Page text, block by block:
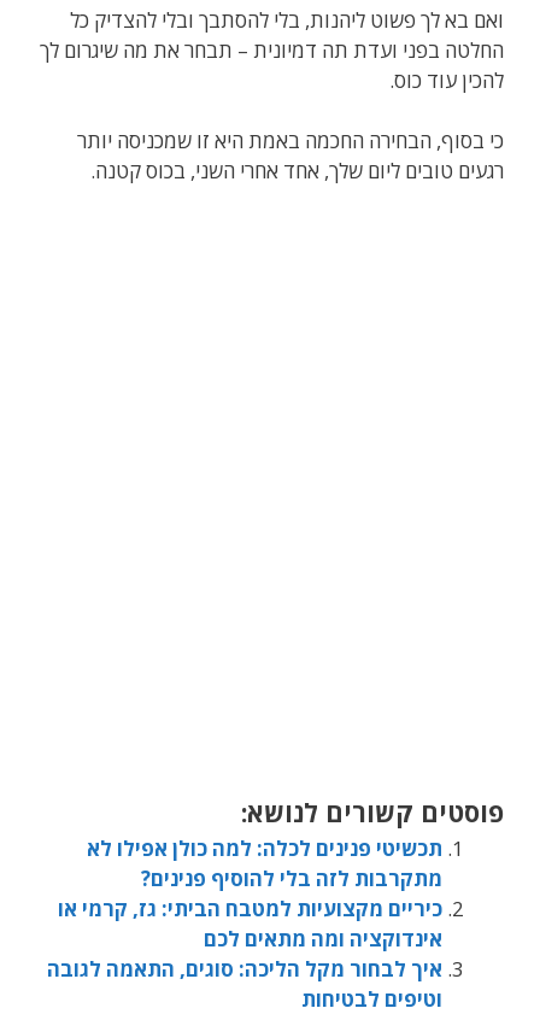
ואם בא לך פשוט ליהנות, בלי להסתבך ובלי להצדיק כל
החלטה בפני ועדת תה דמיונית – תבחר את מה שיגרום לך
להכין עוד כוס.
כי בסוף, הבחירה החכמה באמת היא זו שמכניסה יותר
רגעים טובים ליום שלך, אחד אחרי השני, בכוס קטנה.
פוסטים קשורים לנושא:
תכשיטי פנינים לכלה: למה כולן אפילו לא
מתקרבות לזה בלי להוסיף פנינים?
כיריים מקצועיות למטבח הביתי: גז, קרמי או
אינדוקציה ומה מתאים לכם
איך לבחור מקל הליכה: סוגים, התאמה לגובה
וטיפים לבטיחות